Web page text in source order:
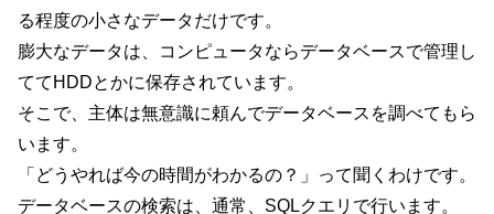
る程度の小さなデータだけです。
膨大なデータは、コンピュータならデータベースで管理し
ててHDDとかに保存されています。
そこで、主体は無意識に頼んでデータベースを調べてもら
います。
「どうやれば今の時間がわかるの？」って聞くわけです。
データベースの検索は、通常、SQLクエリで行います。